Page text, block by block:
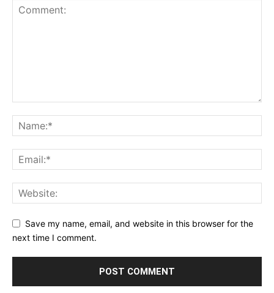
Save my name, email, and website in this browser for the
next time I comment.